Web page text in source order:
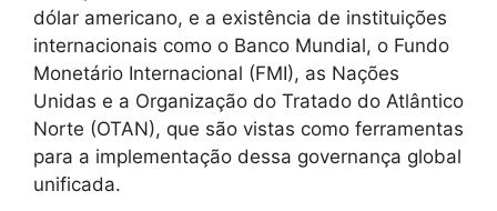
dólar americano, e a existência de instituições
internacionais como o Banco Mundial, o Fundo
Monetário Internacional (FMI), as Nações
Unidas e a Organização do Tratado do Atlântico
Norte (OTAN), que são vistas como ferramentas
para a implementação dessa governança global
unificada.